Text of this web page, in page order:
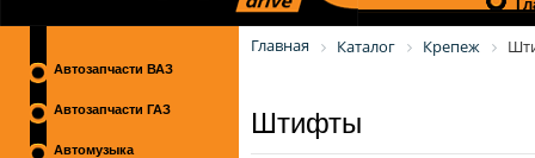
Автозапчасти ВАЗ
Автозапчасти ГАЗ
Автомузыка
Главная Каталог Крепеж
Штифты